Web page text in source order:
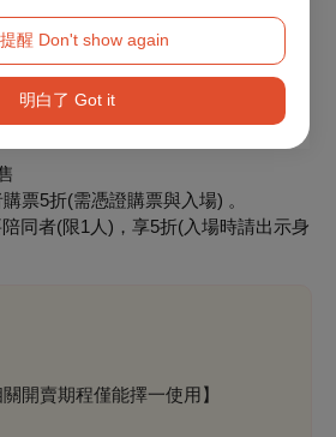
醒 Don't show again
明白了 Got it
衛武營小時光節目各1張，不限票級。
無法以單張票券申請退票。如購買不
場演出日1日前（不含演出日）辦
止
票5折(需憑證購票與入場) 。
同者(限1人)，享5折(入場時請出示身
開賣期程僅能擇一使用】